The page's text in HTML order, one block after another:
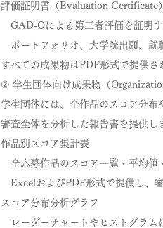
評価証明書（Evaluation Certificate
GAD-Oによる第三者評価を証明す
ポートフォリオ、大学院出願、就
すべての成果物はPDF形式で提供さ
② 学生団体向け成果物（
学生団体には、全作品のスコア分布
審査全体を分析した報告書を提供
作品別スコア集計表
全応募作品のスコア一覧・平均値
ExcelおよびPDF形式で提供し、
スコア分布分析グラフ
レーダーチャートやヒストグラム